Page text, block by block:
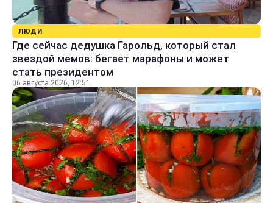
ЛЮДИ
Где сейчас дедушка Гарольд, который стал
звездой мемов: бегает марафоны и может
стать президентом
06 августа 2026, 12:51